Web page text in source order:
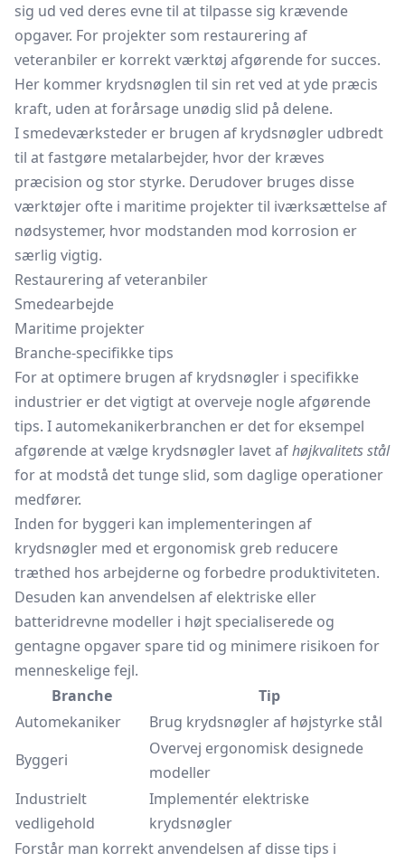
sig ud ved deres evne til at tilpasse sig krævende
opgaver. For projekter som restaurering af
veteranbiler er korrekt værktøj afgørende for succes.
Her kommer krydsnøglen til sin ret ved at yde præcis
kraft, uden at forårsage unødig slid på delene.
I smedeværksteder er brugen af krydsnøgler udbredt
til at fastgøre metalarbejder, hvor der kræves
præcision og stor styrke. Derudover bruges disse
værktøjer ofte i maritime projekter til iværksættelse af
nødsystemer, hvor modstanden mod korrosion er
særlig vigtig.
Restaurering af veteranbiler
Smedearbejde
Maritime projekter
Branche-specifikke tips
For at optimere brugen af krydsnøgler i specifikke
industrier er det vigtigt at overveje nogle afgørende
tips. I automekanikerbranchen er det for eksempel
afgørende at vælge krydsnøgler lavet afhøjkvalitets stål
for at modstå det tunge slid, som daglige operationer
medfører.
Inden for byggeri kan implementeringen af
krydsnøgler med et ergonomisk greb reducere
træthed hos arbejderne og forbedre produktiviteten.
Desuden kan anvendelsen af elektriske eller
batteridrevne modeller i højt specialiserede og
gentagne opgaver spare tid og minimere risikoen for
menneskelige fejl.
Branche
Tip
Automekaniker
Brug krydsnøgler af højstyrke stål
Byggeri
Overvej ergonomisk designede
modeller
Industrielt
vedligehold
Implementér elektriske
krydsnøgler
Forstår man korrekt anvendelsen af disse tips i